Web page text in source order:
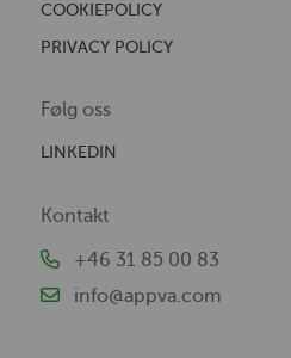
COOKIEPOLICY
PRIVACY POLICY
Følg oss
LINKEDIN
Kontakt
+46 31 85 00 83
info@appva.com